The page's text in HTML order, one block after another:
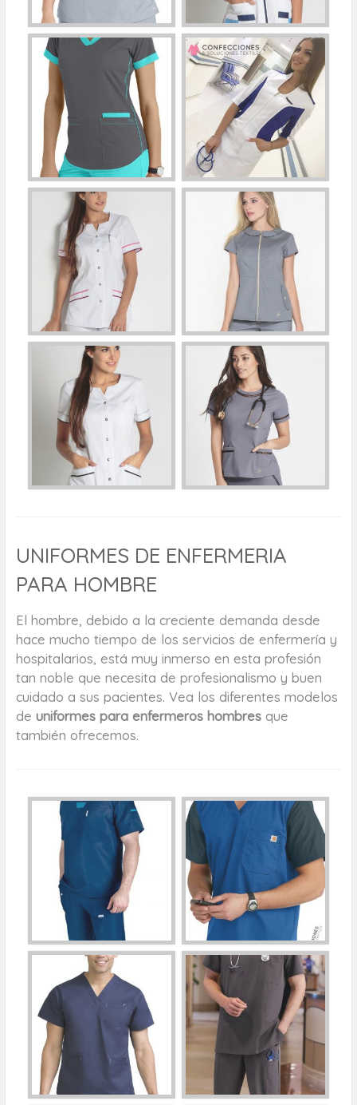
UNIFORMES DE ENFERMERIA
PARA HOMBRE
El hombre, debido a la creciente demanda desde
hace mucho tiempo de los servicios de enfermería y
hospitalarios, está muy inmerso en esta profesión
tan noble que necesita de profesionalismo y buen
cuidado a sus pacientes. Vea los diferentes modelos
de uniformes para enfermeros hombresque
también ofrecemos.